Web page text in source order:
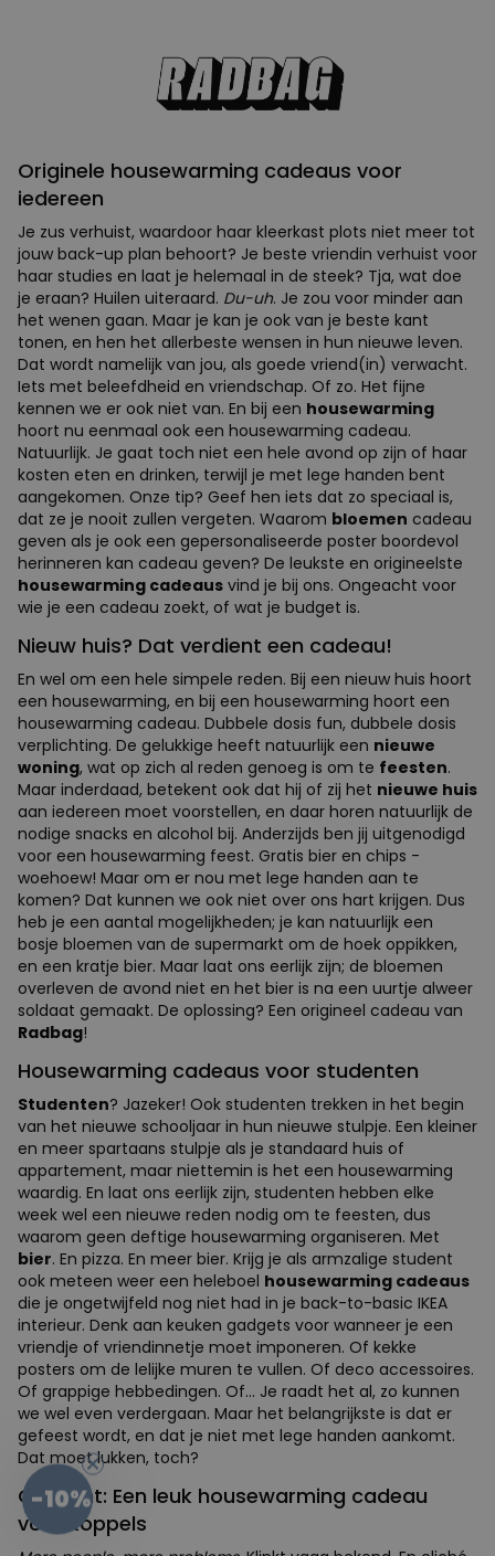
Originele housewarming cadeaus voor
iedereen
Je zus verhuist, waardoor haar kleerkast plots niet meer tot
jouw back-up plan behoort? Je beste vriendin verhuist voor
haar studies en laat je helemaal in de steek? Tja, wat doe
je eraan? Huilen uiteraard. Du-uh. Je zou voor minder aan
het wenen gaan. Maar je kan je ook van je beste kant
tonen, en hen het allerbeste wensen in hun nieuwe leven.
Dat wordt namelijk van jou, als goede vriend(in) verwacht.
Iets met beleefdheid en vriendschap. Of zo. Het fijne
kennen we er ook niet van. En bij een housewarming
hoort nu eenmaal ook een housewarming cadeau.
Natuurlijk. Je gaat toch niet een hele avond op zijn of haar
kosten eten en drinken, terwijl je met lege handen bent
aangekomen. Onze tip? Geef hen iets dat zo speciaal is,
dat ze je nooit zullen vergeten. Waarom bloemen cadeau
geven als je ook een gepersonaliseerde poster boordevol
herinneren kan cadeau geven? De leukste en origineelste
housewarming cadeaus vind je bij ons. Ongeacht voor
wie je een cadeau zoekt, of wat je budget is.
Nieuw huis? Dat verdient een cadeau!
En wel om een hele simpele reden. Bij een nieuw huis hoort
een housewarming, en bij een housewarming hoort een
housewarming cadeau. Dubbele dosis fun, dubbele dosis
verplichting. De gelukkige heeft natuurlijk een nieuwe
woning, wat op zich al reden genoeg is om te feesten.
Maar inderdaad, betekent ook dat hij of zij het nieuwe huis
aan iedereen moet voorstellen, en daar horen natuurlijk de
nodige snacks en alcohol bij. Anderzijds ben jij uitgenodigd
voor een housewarming feest. Gratis bier en chips -
woehoew! Maar om er nou met lege handen aan te
komen? Dat kunnen we ook niet over ons hart krijgen. Dus
heb je een aantal mogelijkheden; je kan natuurlijk een
bosje bloemen van de supermarkt om de hoek oppikken,
en een kratje bier. Maar laat ons eerlijk zijn; de bloemen
overleven de avond niet en het bier is na een uurtje alweer
soldaat gemaakt. De oplossing? Een origineel cadeau van
Radbag!
Housewarming cadeaus voor studenten
Studenten? Jazeker! Ook studenten trekken in het begin
van het nieuwe schooljaar in hun nieuwe stulpje. Een kleiner
en meer spartaans stulpje als je standaard huis of
appartement, maar niettemin is het een housewarming
waardig. En laat ons eerlijk zijn, studenten hebben elke
week wel een nieuwe reden nodig om te feesten, dus
waarom geen deftige housewarming organiseren. Met
bier. En pizza. En meer bier. Krijg je als armzalige student
ook meteen weer een heleboel housewarming cadeaus
die je ongetwijfeld nog niet had in je back-to-basic IKEA
interieur. Denk aan keuken gadgets voor wanneer je een
vriendje of vriendinnetje moet imponeren. Of kekke
posters om de lelijke muren te vullen. Of deco accessoires.
Of grappige hebbedingen. Of... Je raadt het al, zo kunnen
we wel even verdergaan. Maar het belangrijkste is dat er
gefeest wordt, en dat je niet met lege handen aankomt.
Dat moet lukken, toch?
Gezocht: Een leuk housewarming cadeau
voor koppels
-10%